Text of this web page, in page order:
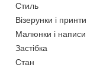
Стиль
Візерунки і принти
Малюнки і написи
Застібка
Стан